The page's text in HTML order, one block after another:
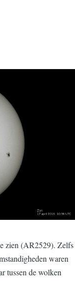
zien (AR2529). Zelfs
waren
tussen de wolken